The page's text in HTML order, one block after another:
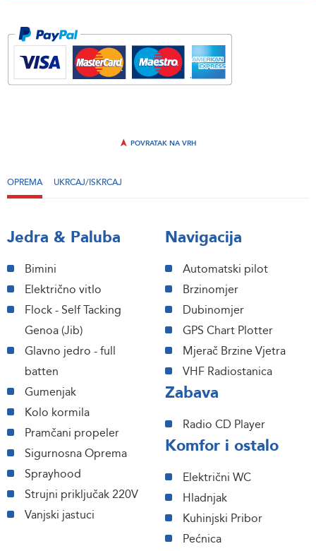
POVRATAK NA VRH
OPREMA UKRCAJ/ISKRCAJ
Jedra & Paluba
Bimini
Električno vitlo
Flock - Self Tacking
Genoa (Jib)
Glavno jedro - full
batten
Gumenjak
Kolo kormila
Pramčani propeler
Sigurnosna Oprema
Sprayhood
Strujni priključak 220V
Vanjski jastuci
Navigacija
Automatski pilot
Brzinomjer
Dubinomjer
GPS Chart Plotter
Mjerač Brzine Vjetra
VHF Radiostanica
Zabava
Radio CD Player
Komfor i ostalo
Električni WC
Hladnjak
Kuhinjski Pribor
Pećnica